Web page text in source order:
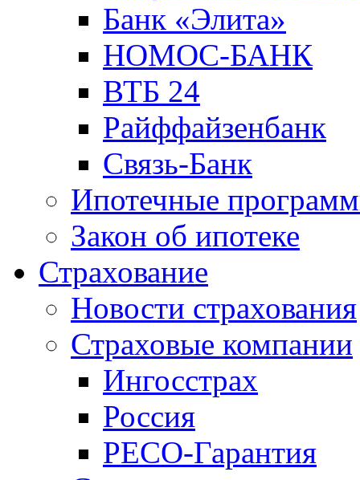
Банк «Элита»
НОМОС-БАНК
ВТБ 24
Райффайзенбанк
Связь-Банк
Ипотечные
Закон об ипотеке
Страхование
Новости страхования
Страховые компании
Ингосстрах
Россия
РЕСО-Гарантия